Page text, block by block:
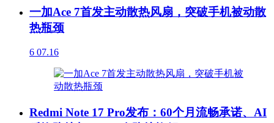
一加Ace 7首发主动散热风扇，突破手机被动散
热瓶颈
6 07.16
Redmi Note 17 Pro发布：60个月流畅承诺、AI